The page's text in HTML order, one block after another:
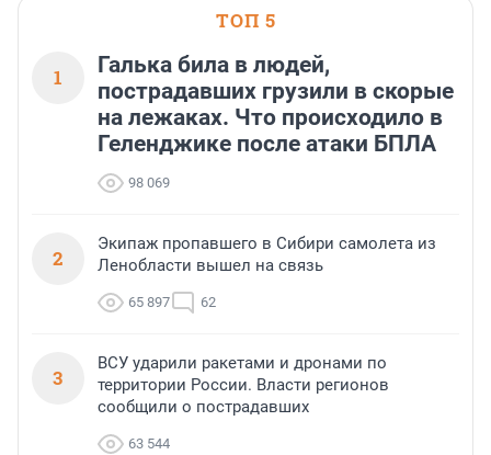
ТОП 5
1
Галька била в людей,
пострадавших грузили в скорые
на лежаках. Что происходило в
Геленджике после атаки БПЛА
98 069
2
Экипаж пропавшего в Сибири самолета из
Ленобласти вышел на связь
65 897 62
3
ВСУ ударили ракетами и дронами по
территории России. Власти регионов
сообщили о пострадавших
63 544